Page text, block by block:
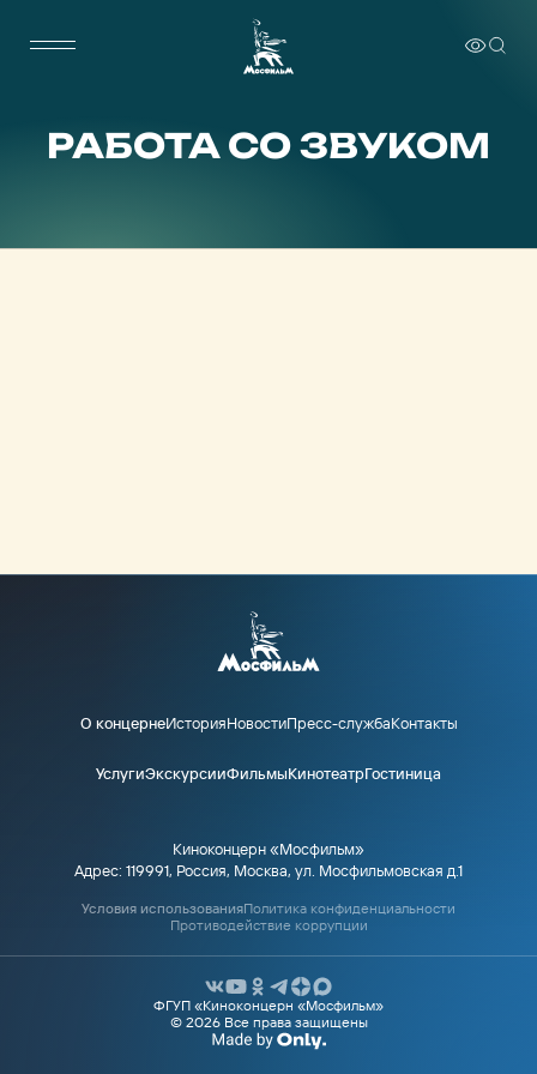
РАБОТА СО ЗВУКОМ
О концернеИсторияНовостиПресс-службаКонтакты
УслугиЭкскурсииФильмыКинотеатрГостиница
Киноконцерн «Мосфильм»
Адрес: 119991, Россия, Москва, ул. Мосфильмовская д.1
Условия использованияПолитика конфиденциальности
Противодействие коррупции
ФГУП «Киноконцерн «Мосфильм»
© 2026 Все права защищены